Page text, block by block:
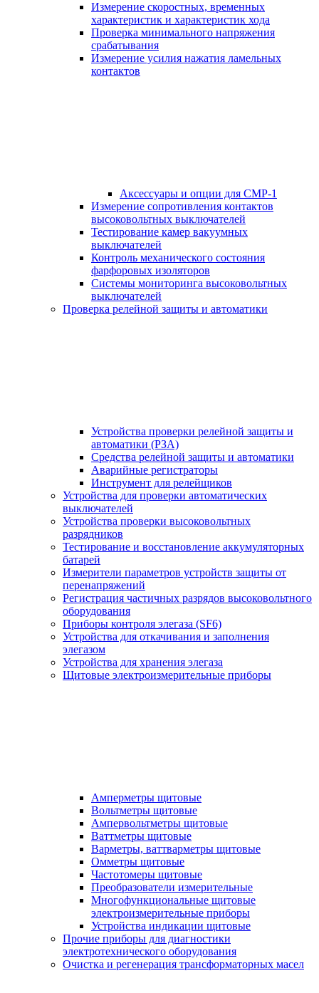
Измерение скоростных, временных
характеристик и характеристик хода
Проверка минимального напряжения
срабатывания
Измерение усилия нажатия ламельных
контактов
Аксессуары и опции для СМР-1
Измерение сопротивления контактов
высоковольтных выключателей
Тестирование камер вакуумных
выключателей
Контроль механического состояния
фарфоровых изоляторов
Системы мониторинга высоковольтных
выключателей
Проверка релейной защиты и автоматики
Устройства проверки релейной защиты и
автоматики (РЗА)
Средства релейной защиты и автоматики
Аварийные регистраторы
Инструмент для релейщиков
Устройства для проверки автоматических
выключателей
Устройства проверки высоковольтных
разрядников
Тестирование и восстановление аккумуляторных
батарей
Измерители параметров устройств защиты от
перенапряжений
Регистрация частичных разрядов высоковольтного
оборудования
Приборы контроля элегаза (SF6)
Устройства для откачивания и заполнения
элегазом
Устройства для хранения элегаза
Щитовые электроизмерительные приборы
Амперметры щитовые
Вольтметры щитовые
Ампервольтметры щитовые
Ваттметры щитовые
Варметры, ваттварметры щитовые
Омметры щитовые
Частотомеры щитовые
Преобразователи измерительные
Многофункциональные щитовые
электроизмерительные приборы
Устройства индикации щитовые
Прочие приборы для диагностики
электротехнического оборудования
Очистка и регенерация трансформаторных масел